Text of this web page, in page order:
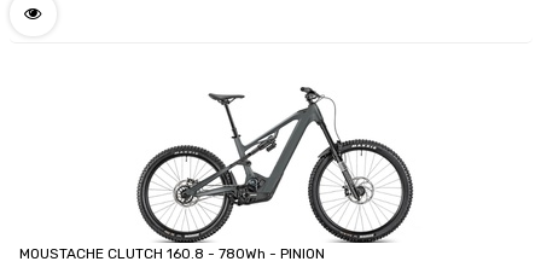
MOUSTACHE CLUTCH 160.8 - 780Wh - PINION